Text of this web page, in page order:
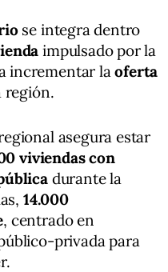
se integra dentro
impulsado por la
incrementar laoferta
región.
asegura estar
viviendas con
durante la
14.000
, centrado en
privada para